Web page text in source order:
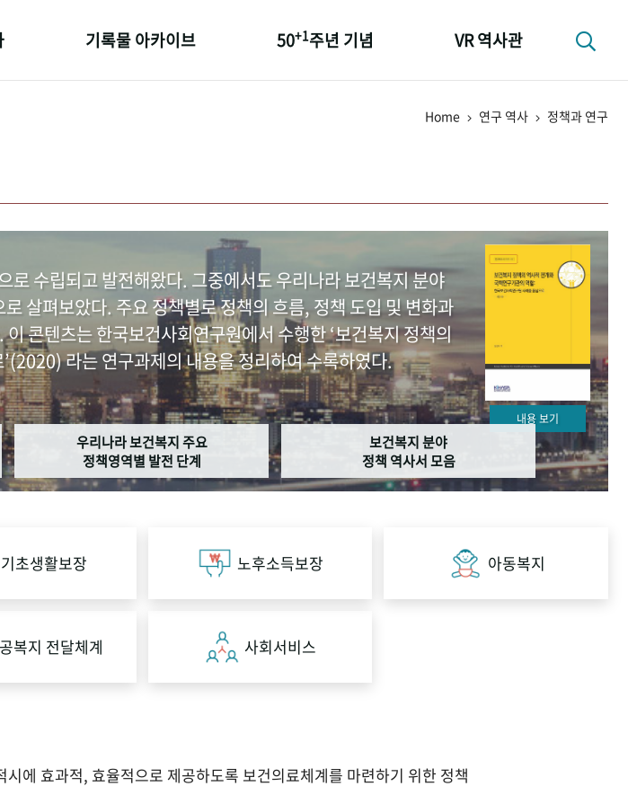
기록물 아카이브 50+1주년 기념 VR 역사관
Home 연구 역사 정책과 연구
로 수립되고 발전해왔다. 그중에서도 우리나라 보건복지 분야
살펴보았다. 주요 정책별로 정책의 흐름, 정책 도입 및 변화과
콘텐츠는 한국보건사회연구원에서 수행한 ‘보건복지 정책의
라는 연구과제의 내용을 정리하여 수록하였다.
내용 보기
우리나라 보건복지 주요
정책영역별 발전 단계
보건복지 분야
정책 역사서 모음
기초생활보장 노후소득보장 아동복지
복지 전달체계 사회서비스
에 효과적, 효율적으로 제공하도록 보건의료체계를 마련하기 위한 정책